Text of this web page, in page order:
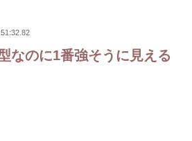
なのに1番強そうに見える